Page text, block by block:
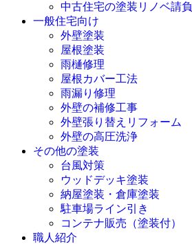
中古住宅の塗装リノベ請負
一般住宅向け
外壁塗装
屋根塗装
雨樋修理
屋根カバー工法
雨漏り修理
外壁の補修工事
外壁張り替えリフォーム
外壁の高圧洗浄
その他の塗装
台風対策
ウッドデッキ塗装
納屋塗装・倉庫塗装
駐車場ライン引き
コンテナ販売（塗装付）
職人紹介